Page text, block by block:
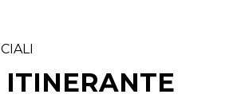
ITINERANTE